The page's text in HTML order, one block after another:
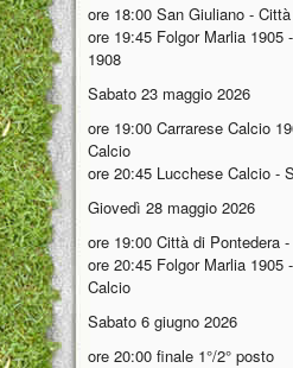
ore 18:00 San Giuliano -
ore 19:45 Folgor Marlia 1905
1908
Sabato 23 maggio 2026
ore 19:00 Carrarese Calcio
Calcio
ore 20:45 Lucchese Calcio -
Giovedì 28 maggio 2026
ore 19:00 Città di Pontedera
ore 20:45 Folgor Marlia 1905
Calcio
Sabato 6 giugno 2026
ore 20:00 finale 1°/2° posto